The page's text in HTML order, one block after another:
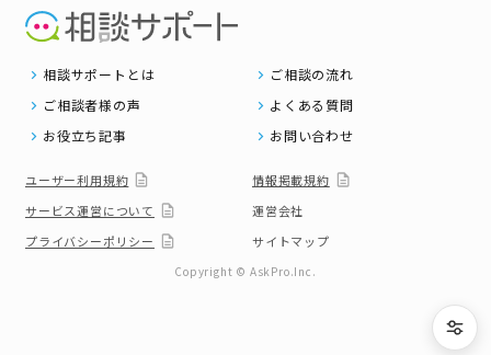
相談サポートとは
ご相談の流れ
ご相談者様の声
よくある質問
お役立ち記事
お問い合わせ
ユーザー利用規約
情報掲載規約
サービス運営について
運営会社
プライバシーポリシー
サイトマップ
Copyright © AskPro.Inc.